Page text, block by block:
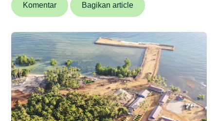
Komentar Bagikan article